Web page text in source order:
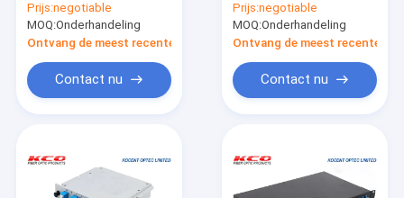
Schakelaar 100G
voor CATV-
Netwerken
Prijs:negotiable
MOQ:Onderhandeling
Ontvang de meest recente Prijs
Contact nu
Multiplextelegraaf200g
8CH ABS Doos LC
UPC
Prijs:negotiable
MOQ:Onderhandeling
Ontvang de meest recente
Contact nu